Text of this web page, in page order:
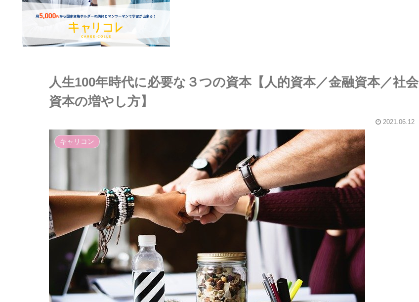
人生100年時代に必要な３つの資本【人的資本／金融資本／社会
資本の増やし方】
2021.06.12
キャリコン